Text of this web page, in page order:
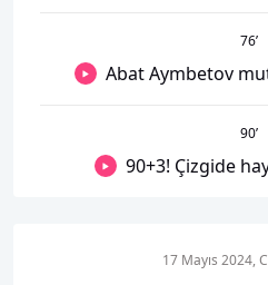
76’
Abat Aymbetov
90’
90+3! Çizgide
17 Mayıs 2024,